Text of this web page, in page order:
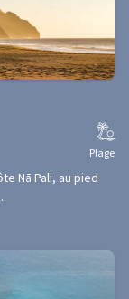
Plage
Nā Pali, au pied